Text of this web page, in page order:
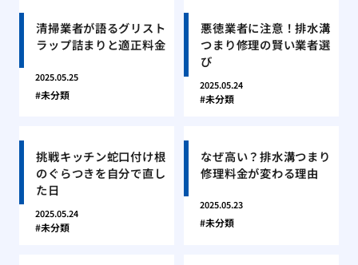
清掃業者が語るグリスト
ラップ詰まりと適正料金
2025.05.25
未分類
悪徳業者に注意！排水溝
つまり修理の賢い業者選
び
2025.05.24
未分類
挑戦キッチン蛇口付け根
のぐらつきを自分で直し
た日
2025.05.24
未分類
なぜ高い？排水溝つまり
修理料金が変わる理由
2025.05.23
未分類